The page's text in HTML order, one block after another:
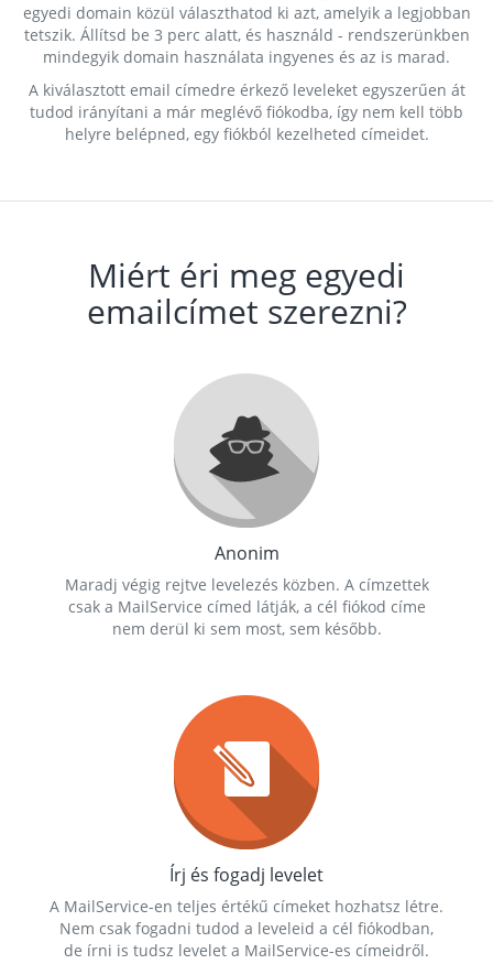
egyedi domain közül választhatod ki azt, amelyik a legjobban
tetszik. Állítsd be 3 perc alatt, és használd - rendszerünkben
mindegyik domain használata ingyenes és az is marad.
A kiválasztott email címedre érkező leveleket egyszerűen át
tudod irányítani a már meglévő fiókodba, így nem kell több
helyre belépned, egy fiókból kezelheted címeidet.
Miért éri meg egyedi
emailcímet szerezni?
Anonim
Maradj végig rejtve levelezés közben. A címzettek
csak a MailService címed látják, a cél fiókod címe
nem derül ki sem most, sem később.
Írj és fogadj levelet
A MailService-en teljes értékű címeket hozhatsz létre.
Nem csak fogadni tudod a leveleid a cél fiókodban,
de írni is tudsz levelet a MailService-es címeidről.